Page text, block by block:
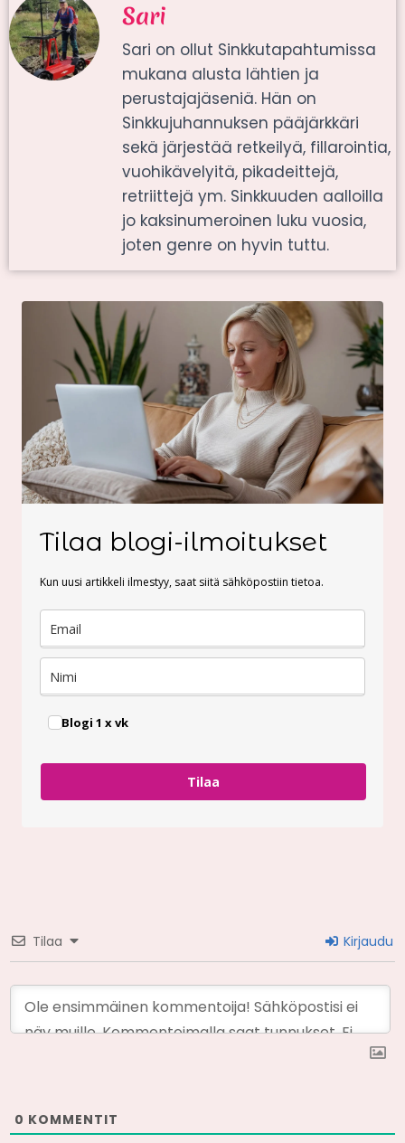
Sari
Sari on ollut Sinkkutapahtumissa
mukana alusta lähtien ja
perustajajäseniä. Hän on
Sinkkujuhannuksen pääjärkkäri
sekä järjestää retkeilyä, fillarointia,
vuohikävelyitä, pikadeittejä,
retriittejä ym. Sinkkuuden aalloilla
jo kaksinumeroinen luku vuosia,
joten genre on hyvin tuttu.
Tilaa blogi-ilmoitukset
Kun uusi artikkeli ilmestyy, saat siitä sähköpostiin tietoa.
Blogi 1 x vk
Tilaa
Tilaa Kirjaudu
0 KOMMENTIT